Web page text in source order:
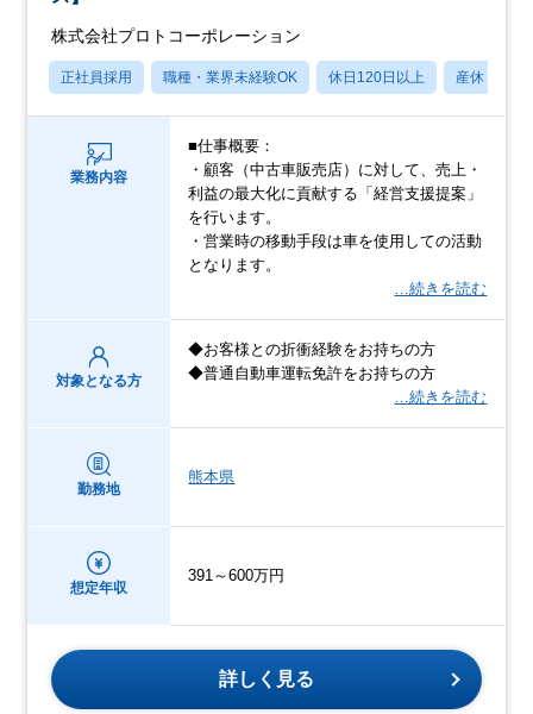
株式会社プロトコーポレーション
正社員採用 職種・業界未経験OK 休日120日以上 産休・育休
業務内容
■仕事概要：
・顧客（中古車販売店）に対して、売上・
利益の最大化に貢献する「経営支援提案」
を行います。
・営業時の移動手段は車を使用しての活動
となります。
…続きを読む
対象となる方
◆お客様との折衝経験をお持ちの方
◆普通自動車運転免許をお持ちの方
…続きを読む
勤務地
熊本県
想定年収
391～600万円
詳しく見る